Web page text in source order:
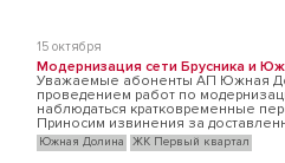
15 октября
Модернизация сети Брусника и
Уважаемые абоненты АП Южная
проведением работ по
наблюдаться кратковременные
Приносим извинения за
Южная Долина ЖК Первый квартал